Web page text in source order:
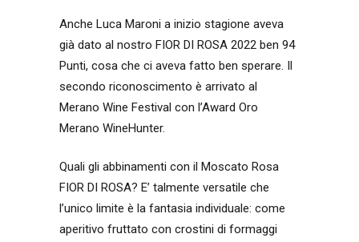
Anche Luca Maroni a inizio stagione aveva
già dato al nostro FIOR DI ROSA 2022 ben 94
Punti, cosa che ci aveva fatto ben sperare. Il
secondo riconoscimento è arrivato al
Merano Wine Festival con l’Award Oro
Merano WineHunter.
Quali gli abbinamenti con il Moscato Rosa
FIOR DI ROSA? E’ talmente versatile che
l’unico limite è la fantasia individuale: come
aperitivo fruttato con crostini di formaggi